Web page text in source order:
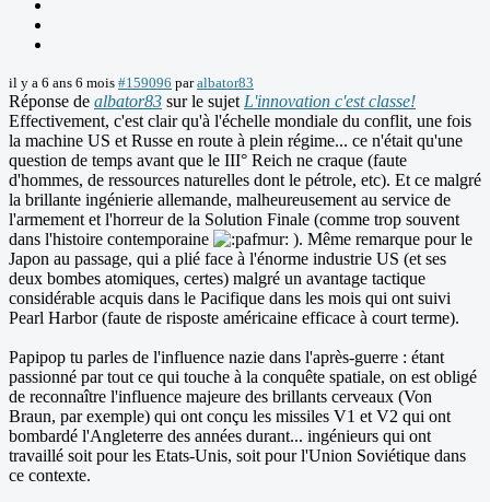
il y a 6 ans 6 mois #159096 paralbator83
Réponse de albator83 sur le sujet L'innovation c'est classe!
Effectivement, c'est clair qu'à l'échelle mondiale du conflit, une fois
la machine US et Russe en route à plein régime... ce n'était qu'une
question de temps avant que le III° Reich ne craque (faute
d'hommes, de ressources naturelles dont le pétrole, etc). Et ce malgré
la brillante ingénierie allemande, malheureusement au service de
l'armement et l'horreur de la Solution Finale (comme trop souvent
dans l'histoire contemporaine
). Même remarque pour le
Japon au passage, qui a plié face à l'énorme industrie US (et ses
deux bombes atomiques, certes) malgré un avantage tactique
considérable acquis dans le Pacifique dans les mois qui ont suivi
Pearl Harbor (faute de risposte américaine efficace à court terme).
Papipop tu parles de l'influence nazie dans l'après-guerre : étant
passionné par tout ce qui touche à la conquête spatiale, on est obligé
de reconnaître l'influence majeure des brillants cerveaux (Von
Braun, par exemple) qui ont conçu les missiles V1 et V2 qui ont
bombardé l'Angleterre des années durant... ingénieurs qui ont
travaillé soit pour les Etats-Unis, soit pour l'Union Soviétique dans
ce contexte.